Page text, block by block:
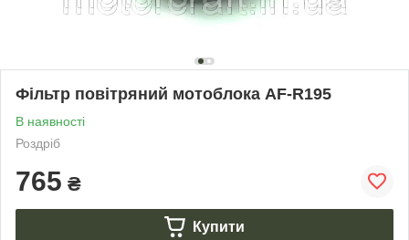
Фільтр повітряний мотоблока АF-R195
В наявності
Роздріб
765 ₴
Купити